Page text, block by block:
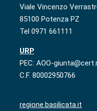
Viale Vincenzo
85100 Potenza PZ
Tel 0971 661111
URP
PEC: AOO-
C.F. 80002950766
regione.basilicata.it